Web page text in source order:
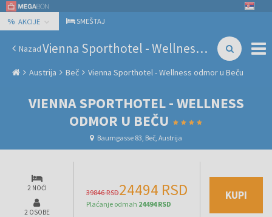
% AKCIJE SMEŠTAJ
Nazad Vienna Sporthotel - Wellness odmor u Beču
Austrija Beč Vienna Sporthotel - Wellness odmor u Beču
VIENNA SPORTHOTEL - WELLNESS
ODMOR U BEČU
Baumgasse 83, Beč, Austrija
2 NOĆI
2 OSOBE
39846 RSD24494 RSD
Plaćanje odmah 24494 RSD
KUPI